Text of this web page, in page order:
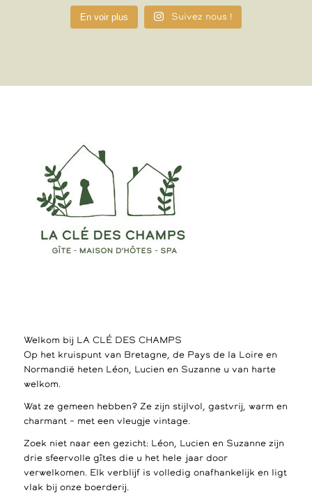
En voir plus Suivez nous !
Welkom bij LA CLÉ DES CHAMPS
Op het kruispunt van Bretagne, de Pays de la Loire en
Normandië heten Léon, Lucien en Suzanne u van harte
welkom.
Wat ze gemeen hebben? Ze zijn stijlvol, gastvrij, warm en
charmant – met een vleugje vintage.
Zoek niet naar een gezicht: Léon, Lucien en Suzanne zijn
drie sfeervolle gîtes die u het hele jaar door
verwelkomen. Elk verblijf is volledig onafhankelijk en ligt
vlak bij onze boerderij.